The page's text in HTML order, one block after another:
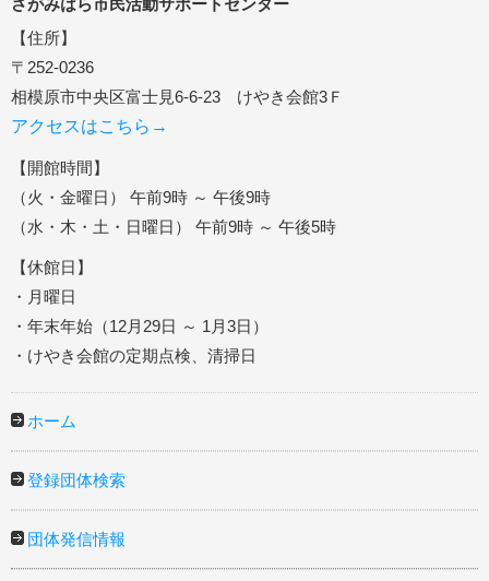
【住所】
〒252-0236
相模原市中央区富士見6-6-23 けやき会館3Ｆ
アクセスはこちら→
【開館時間】
（火・金曜日） 午前9時 ～ 午後9時
（水・木・土・日曜日） 午前9時 ～ 午後5時
【休館日】
・月曜日
・年末年始（12月29日 ～ 1月3日）
・けやき会館の定期点検、清掃日
ホーム
登録団体検索
団体発信情報